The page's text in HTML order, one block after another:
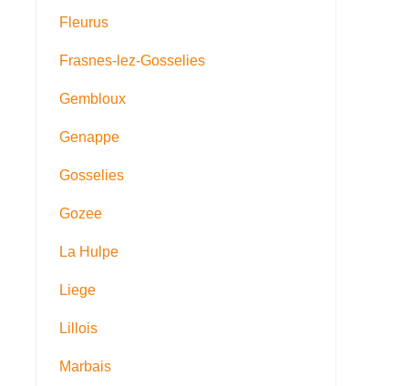
Fleurus
Frasnes-lez-Gosselies
Gembloux
Genappe
Gosselies
Gozee
La Hulpe
Liege
Lillois
Marbais